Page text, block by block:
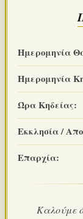
Ημερομηνία
Ημερομηνία
Ώρα Κηδείας:
Εκκλησία /
Επαρχία:
Καλούμε